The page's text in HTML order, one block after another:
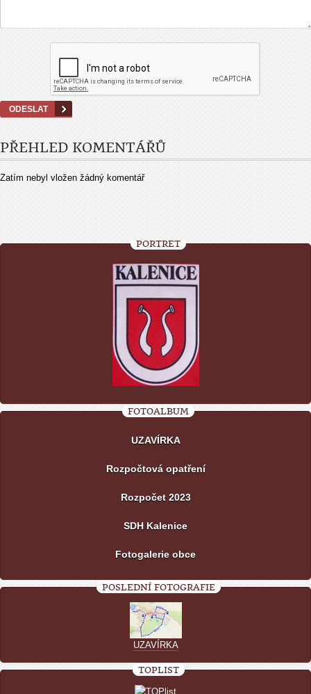
PŘEHLED KOMENTÁŘŮ
Zatím nebyl vložen žádný komentář
PORTRÉT
FOTOALBUM
UZAVÍRKA
Rozpočtová opatření
Rozpočet 2023
SDH Kalenice
Fotogalerie obce
POSLEDNÍ FOTOGRAFIE
UZAVÍRKA
TOPLIST